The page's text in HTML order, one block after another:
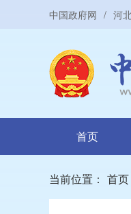
中国政府网 / 河
首页
当前位置： 首页